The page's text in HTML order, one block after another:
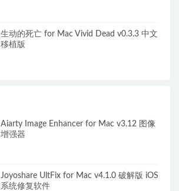
生动的死亡 for Mac Vivid Dead v0.3.3 中文
移植版
Aiarty Image Enhancer for Mac v3.12 图像
增强器
Joyoshare UltFix for Mac v4.1.0 破解版 iOS
系统修复软件